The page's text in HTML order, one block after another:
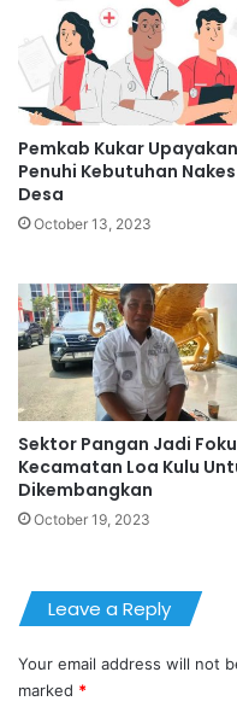
Pemkab Kukar Upayakan
Penuhi Kebutuhan
Desa
October 13, 2023
Sektor Pangan Jadi
Kecamatan Loa Kulu
Dikembangkan
October 19, 2023
Leave a Reply
Your email address will not
marked *